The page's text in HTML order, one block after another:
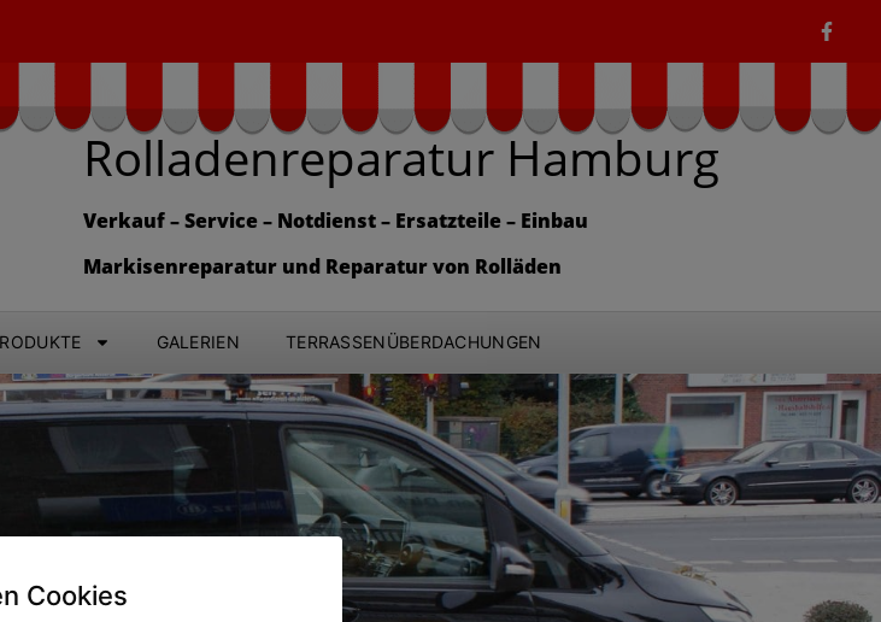
Rolladenreparatur Hamburg
Verkauf – Service – Notdienst – Ersatzteile – Einbau
Markisenreparatur und Reparatur von Rolläden
GALERIEN TERRASSENÜBERDACHUNGEN
Cookies